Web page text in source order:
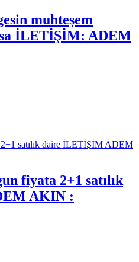
muhteşem
İLETİŞİM: ADEM
fiyata 2+1 satılık
AKIN :